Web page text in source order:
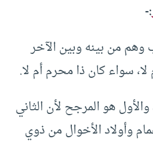
:-
وهم من بينه وبين الآخر
سواء كان ذا محرم أم لا.
هو المرجح لأن الثاني
وأولاد الأخوال من ذوي